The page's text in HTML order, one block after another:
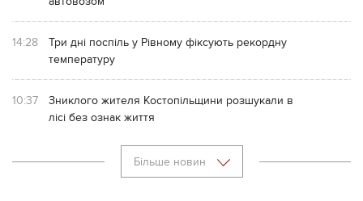
14:28
Три дні поспіль у Рівному фіксують рекордну
температуру
10:37
Зниклого жителя Костопільщини розшукали в
лісі без ознак життя
Більше новин